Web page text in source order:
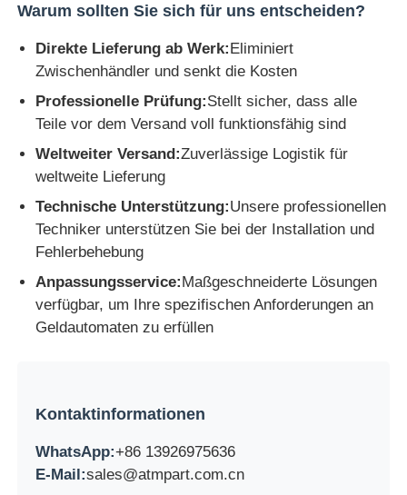
Warum sollten Sie sich für uns entscheiden?
Direkte Lieferung ab Werk:Eliminiert
Zwischenhändler und senkt die Kosten
Professionelle Prüfung:Stellt sicher, dass alle
Teile vor dem Versand voll funktionsfähig sind
Weltweiter Versand:Zuverlässige Logistik für
weltweite Lieferung
Technische Unterstützung:Unsere professionellen
Techniker unterstützen Sie bei der Installation und
Fehlerbehebung
Anpassungsservice:Maßgeschneiderte Lösungen
verfügbar, um Ihre spezifischen Anforderungen an
Geldautomaten zu erfüllen
Kontaktinformationen
WhatsApp:+86 13926975636
E-Mail:sales@atmpart.com.cn